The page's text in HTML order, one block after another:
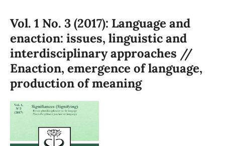
Vol. 1 No. 3 (2017): Language and
enaction: issues, linguistic and
interdisciplinary approaches //
Enaction, emergence of language,
production of meaning